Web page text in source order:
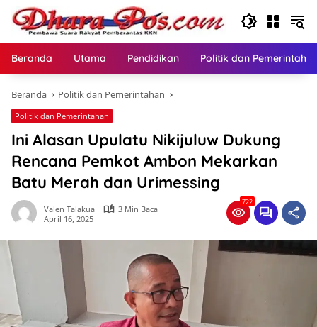
Langsung
konten
Beranda Utama Pendidikan Politik dan
Beranda Politik dan Pemerintahan
Politik dan Pemerintahan
Ini Alasan Upulatu Nikijuluw Dukung
Rencana Pemkot Ambon Mekarkan
Batu Merah dan Urimessing
Valen Talakua
3 Min Baca
April 16, 2025
722